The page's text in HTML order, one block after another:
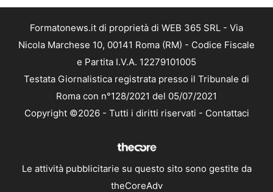
Formatonews.it di proprietà di WEB 365 SRL - Via
Nicola Marchese 10, 00141 Roma (RM) - Codice Fiscale
e Partita I.V.A. 12279101005
Testata Giornalistica registrata presso il Tribunale di
Roma con n°128/2021 del 05/07/2021
Copyright ©2026 - Tutti i diritti riservati - Contattaci
Le attività pubblicitarie su questo sito sono gestite da
theCoreAdv